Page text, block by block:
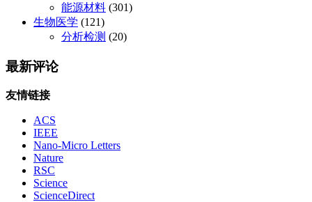
能源材料 (301)
生物医学 (121)
分析检测 (20)
最新评论
友情链接
ACS
IEEE
Nano-Micro Letters
Nature
RSC
Science
ScienceDirect